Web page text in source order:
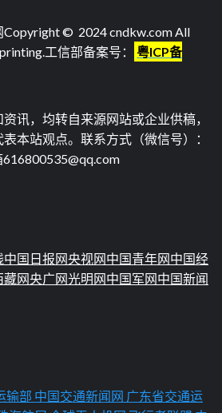
Copyright © 2024 cndkw.com All
.工信部备案号：
粤ICP备
讯，均转自来源网站或企业供稿，
本站观点。联系方式（微信号）：
中国日报网央视网中国青年网中国经
藏网央广网光明网中国军网中国新闻
输部 中国交通新闻网 广东省交通运